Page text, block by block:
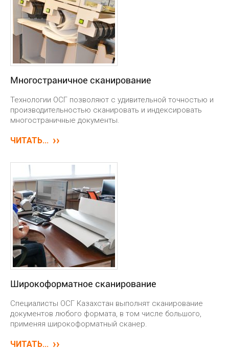
Многостраничное сканирование
Технологии ОСГ позволяют с удивительной точностью и
производительностью сканировать и индексировать
многостраничные документы.
ЧИТАТЬ...
Широкоформатное сканирование
Специалисты ОСГ Казахстан выполнят сканирование
документов любого формата, в том числе большого,
применяя широкоформатный сканер.
ЧИТАТЬ...